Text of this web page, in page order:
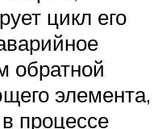
цикл его
обратной
элемента,
процессе